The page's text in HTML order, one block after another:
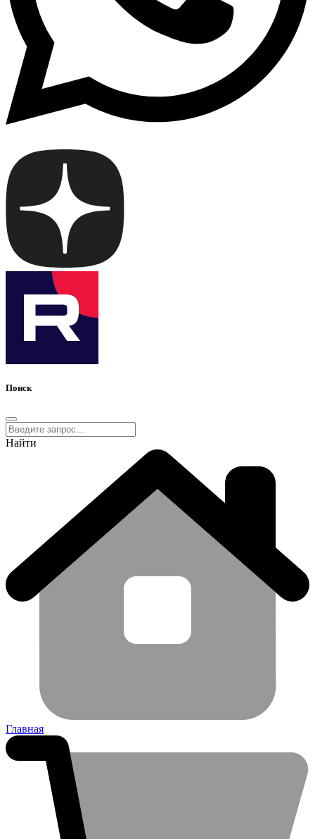
Поиск
Найти
Главная